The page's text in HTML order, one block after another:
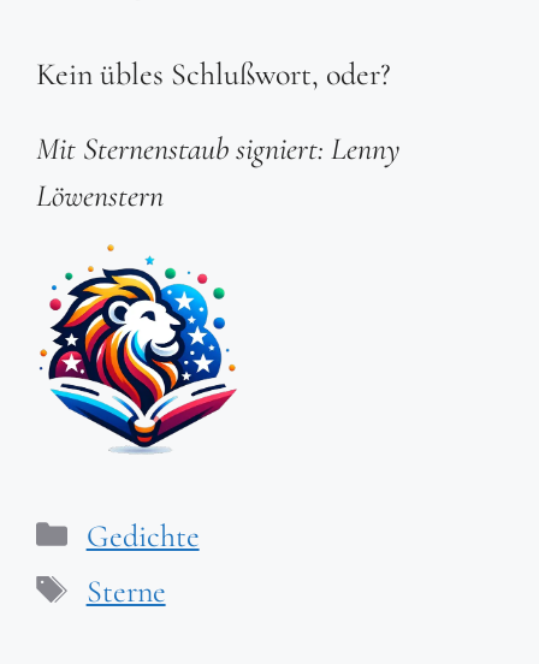
Kein übles Schlußwort, oder?
Mit Sternenstaub signiert: Lenny
Löwenstern
Kategorien
Gedichte
Schlagwörter
Sterne